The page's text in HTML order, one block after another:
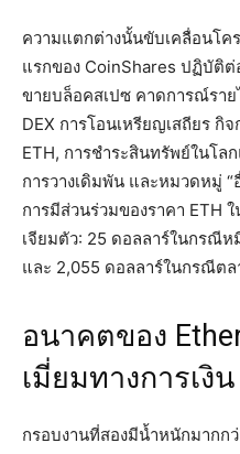
ความแตกต่างนั้นขับเคลื่อนโค
แรกของ CoinShares ปฏิบัติ
ขายบล็อคสเปซ คาดการณ์รา
DEX การโอนเหรียญเสถียร กิ
ETH, การชำระสินทรัพย์ในโล
การวางเดิมพัน และหมวดหมู่
การมีส่วนร่วมของราคา ETH
เจียมตัว: 25 ดอลลาร์ในกรณี
และ 2,055 ดอลลาร์ในกรณีตล
อนาคตของ
เมี่ยมทางการเงิน
กรอบงานที่สองมีน้ำหนักมากก